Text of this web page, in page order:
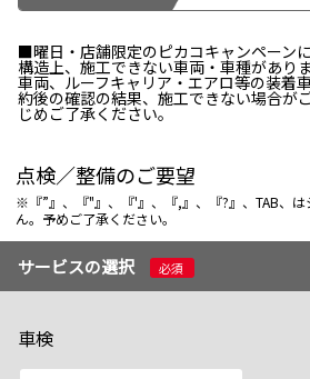
■曜日・店舗限定のピカコキャンペーン
構造上、施工できない車両・車種があり
車両、ルーフキャリア・エアロ等の装着
約後の確認の結果、施工できない場合が
じめご了承ください。
点検／整備のご要望
※『”』、『"』、『'』、『,』、『?』、TAB、
ん。予めご了承ください。
サービスの選択 必須
車検